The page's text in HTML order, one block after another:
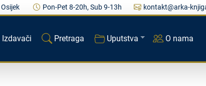
Pon-Pet 8-20h, Sub 9-13h kontakt@arka-
Izdavači Pretraga Uputstva O nama